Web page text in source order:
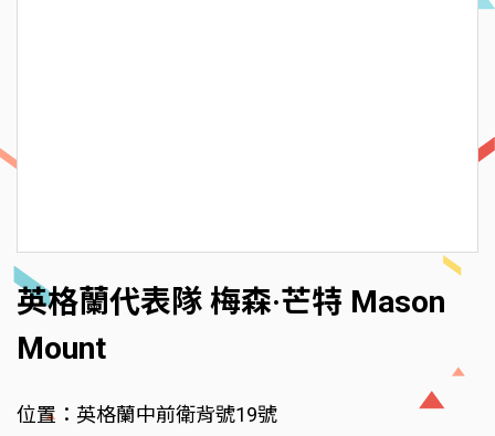
英格蘭代表隊 梅森·芒特 Mason
Mount
位置：英格蘭中前衛背號19號